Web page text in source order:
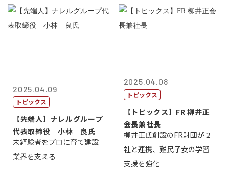
2025.04.09
トピックス
【先端人】ナレルグループ
代表取締役 小林 良氏
未経験者をプロに育て建設
業界を支える
2025.04.08
トピックス
【トピックス】FR 柳井正
会長兼社長
柳井正氏創設のFR財団が２
社と連携、難民子女の学習
支援を強化